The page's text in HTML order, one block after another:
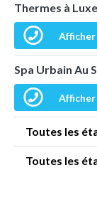
Thermes à
Spa Urbain Au
Toutes les
Toutes les